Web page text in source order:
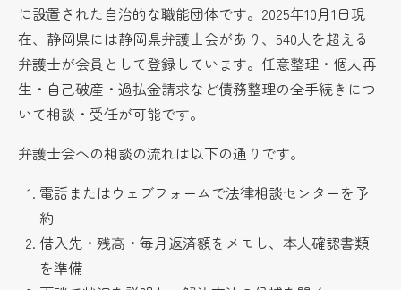
に設置された自治的な職能団体です。2025年10月1日現
在、静岡県には静岡県弁護士会があり、540人を超える
弁護士が会員として登録しています。任意整理・個人再
生・自己破産・過払金請求など債務整理の全手続きにつ
いて相談・受任が可能です。
弁護士会への相談の流れは以下の通りです。
電話またはウェブフォームで法律相談センターを予
約
借入先・残高・毎月返済額をメモし、本人確認書類
を準備